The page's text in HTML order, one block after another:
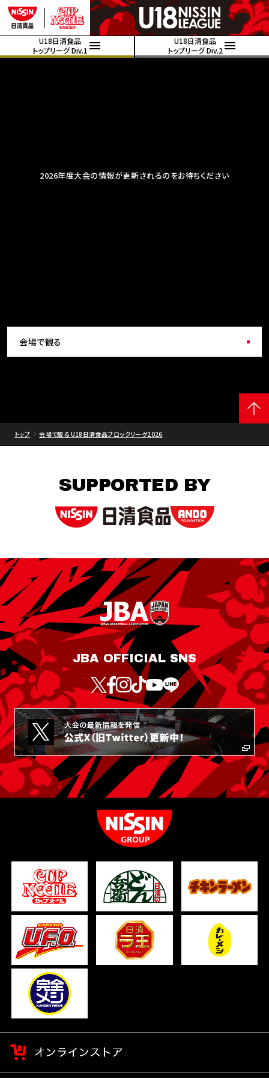
U18日清食品
トップリーグ Div.1
U18日清食品
トップリーグ Div.2
2026年度大会の情報が更新されるのをお待ちください
会場で観る
トップ 会場で観る U18日清食品ブロックリーグ2026
SUPPORTED BY
JBA OFFICIAL SNS